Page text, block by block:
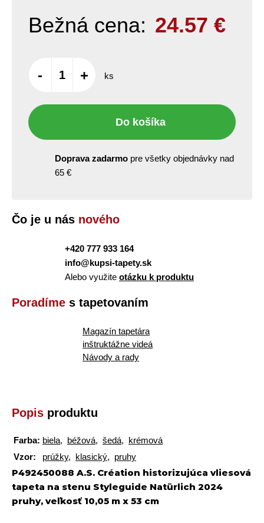
Bežná cena: 24.57 €
- + ks
Do košíka
Doprava zadarmo pre všetky objednávky nad
65 €
Čo je u nás nového
+420 777 933 164
info@kupsi-tapety.sk
Alebo využite otázku k produktu
Poradíme s tapetovaním
Magazín tapetára
inštruktážne videá
Návody a rady
Popis produktu
Farba: biela, béžová, šedá, krémová
Vzor:
prúžky, klasický, pruhy
P492450088 A.S. Création historizujúca vliesová
tapeta na stenu Styleguide Natürlich 2024
pruhy, veľkosť 10,05 m x 53 cm